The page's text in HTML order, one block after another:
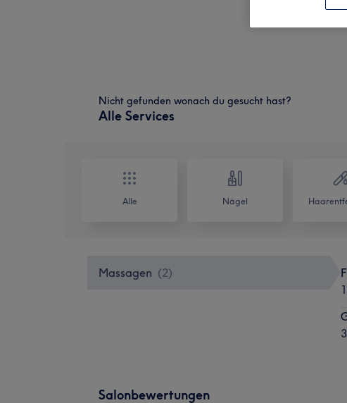
Nicht gefunden wonach du gesucht hast?
Alle Services
Alle Nägel
Massagen (2)
Salonbewertungen